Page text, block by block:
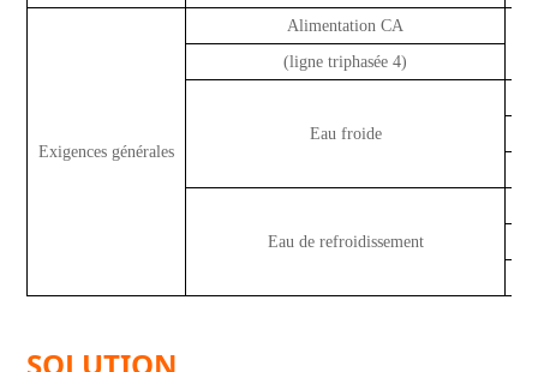
Exigences générales
Alimentation CA
(ligne triphasée 4)
Eau froide
Eau de refroidissement
SOLUTION